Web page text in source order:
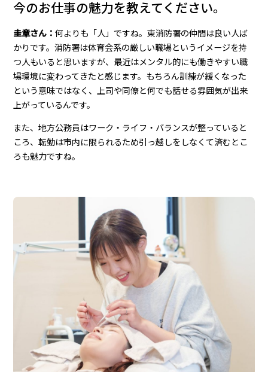
今のお仕事の魅力を教えてください。
圭章さん：何よりも「人」ですね。東消防署の仲間は良い人ば
かりです。消防署は体育会系の厳しい職場というイメージを持
つ人もいると思いますが、最近はメンタル的にも働きやすい職
場環境に変わってきたと感じます。もちろん訓練が緩くなった
という意味ではなく、上司や同僚と何でも話せる雰囲気が出来
上がっているんです。
また、地方公務員はワーク・ライフ・バランスが整っていると
ころ、転勤は市内に限られるため引っ越しをしなくて済むとこ
ろも魅力ですね。